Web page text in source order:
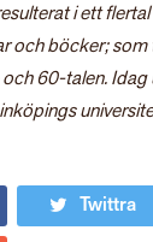
i ett
och böcker;
60-talen. Idag
Twittra